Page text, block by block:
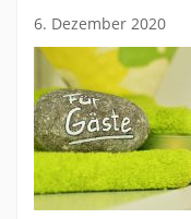
6. Dezember 2020